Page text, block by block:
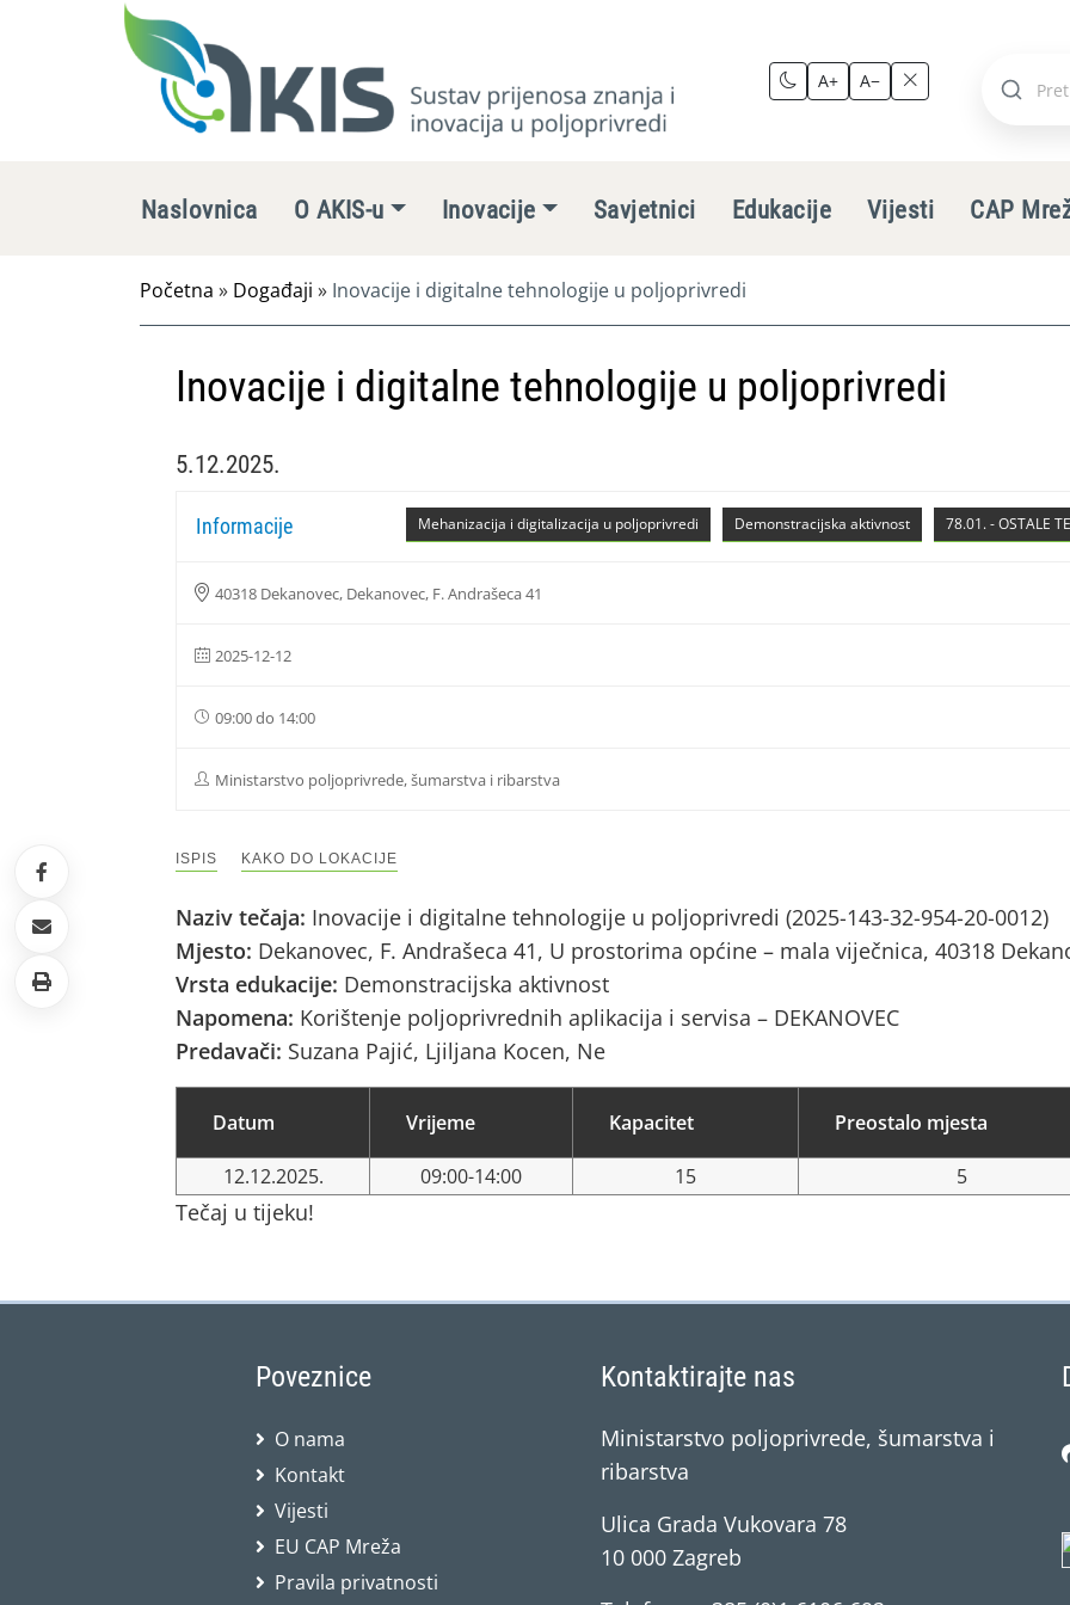
A+ A−
Pretraži
Naslovnica O AKIS-u Inovacije Savjetnici Edukacije Vijesti CAP
Početna » Događaji » Inovacije i digitalne tehnologije u poljoprivredi
Inovacije i digitalne tehnologije u poljoprivredi
5.12.2025.
78.01. - OSTALE
Demonstracijska aktivnost
Mehanizacija i digitalizacija u poljoprivredi
Informacije
40318 Dekanovec, Dekanovec, F. Andrašeca 41
2025-12-12
09:00 do 14:00
Ministarstvo poljoprivrede, šumarstva i ribarstva
ISPIS KAKO DO LOKACIJE
Naziv tečaja: Inovacije i digitalne tehnologije u poljoprivredi (2025-143-32-954-20-0012)
Mjesto: Dekanovec, F. Andrašeca 41, U prostorima općine – mala viječnica, 40318
Vrsta edukacije: Demonstracijska aktivnost
Napomena: Korištenje poljoprivrednih aplikacija i servisa – DEKANOVEC
Predavači: Suzana Pajić, Ljiljana Kocen, Ne
Datum Vrijeme Kapacitet Preostalo mjesta
12.12.2025. 09:00-14:00 15 5
Tečaj u tijeku!
Poveznice
O nama
Kontakt
Vijesti
EU CAP Mreža
Pravila privatnosti
Kontaktirajte nas
Ministarstvo poljoprivrede, šumarstva i
ribarstva
Ulica Grada Vukovara 78
10 000 Zagreb